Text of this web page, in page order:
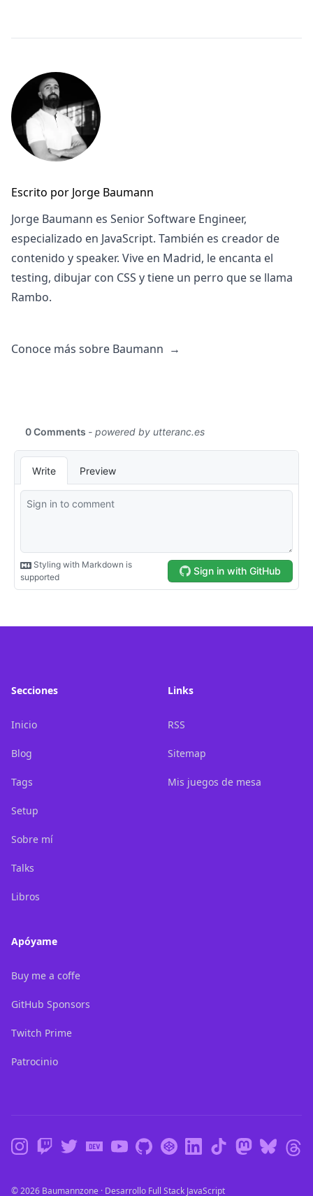
Escrito por Jorge Baumann
Jorge Baumann es Senior Software Engineer,
especializado en JavaScript. También es creador de
contenido y speaker. Vive en Madrid, le encanta el
testing, dibujar con CSS y tiene un perro que se llama
Rambo.
Conoce más sobre Baumann →
Secciones
Inicio
Blog
Tags
Setup
Sobre mí
Talks
Libros
Apóyame
Buy me a coffe
GitHub Sponsors
Twitch Prime
Patrocinio
Links
RSS
Sitemap
Mis juegos de mesa
instagram
twitchtwitterdevToyoutubegithubcodepenlinkedintiktokmastodon
bluesky
© 2026 Baumannzone · Desarrollo Full Stack JavaScript